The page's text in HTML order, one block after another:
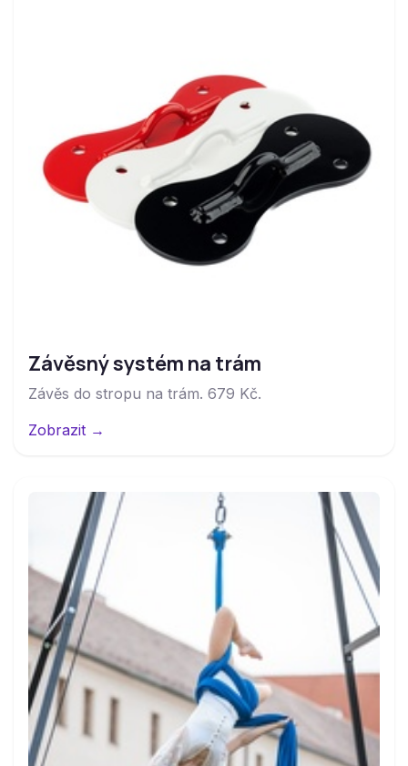
Závěsný systém na trám
Závěs do stropu na trám. 679 Kč.
Zobrazit →